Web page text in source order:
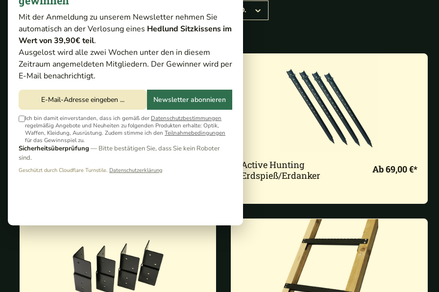
Mit der Anmeldung zu unserem Newsletter nehmen Sie
automatisch an der Verlosung eines Hedlund Sitzkissens im
Wert von 39,90€ teil.
Ausgelost wird alle zwei Wochen unter den in diesem
Zeitraum angemeldeten Mitgliedern. Der Gewinner wird per
E-Mail benachrichtigt.
Newsletter abonnieren
Ich bin damit einverstanden, dass ich gemäß der Datenschutzbestimmungen
regelmäßig Angebote und Neuheiten zu folgenden Produkten erhalte: Optik,
Waffen, Kleidung, Ausrüstung. Zudem stimme ich den Teilnahmebedingungen
für das Gewinnspiel zu.
Sicherheitsüberprüfung — Bitte bestätigen Sie, dass Sie kein Roboter
sind.
Geschützt durch Cloudflare Turnstile. Datenschutzerklärung
BEWERTUNG MIND.
-17%
Kanzelecken, 4er Set
Active Hunting
Erdspieß/Erdanker
Ab 69,00 €*